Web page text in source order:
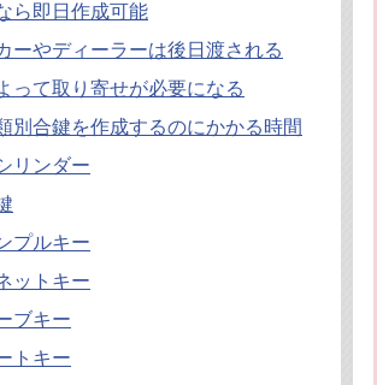
ら即日作成可能
ーやディーラーは後日渡される
って取り寄せが必要になる
別合鍵を作成するのにかかる時間
リンダー
プルキー
ットキー
ブキー
トキー